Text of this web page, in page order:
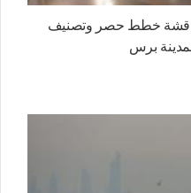
خطط حصر وتصنيف
برس